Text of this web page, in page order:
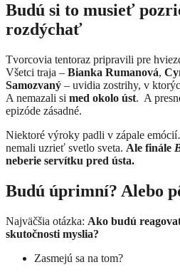
Budú si to musieť
rozdýchať
Tvorcovia tentoraz pripravili pre
Všetci traja – Bianka Rumanová,
Samozvaný – uvidia zostrihy, v
A nemazali si med okolo úst. A
epizóde zásadné.
Niektoré výroky padli v zápale
nemali uzrieť svetlo sveta. Ale finále
neberie servítku pred ústa.
Budú úprimní? Alebo
Najväčšia otázka: Ako budú
skutočnosti myslia?
Zasmejú sa na tom?